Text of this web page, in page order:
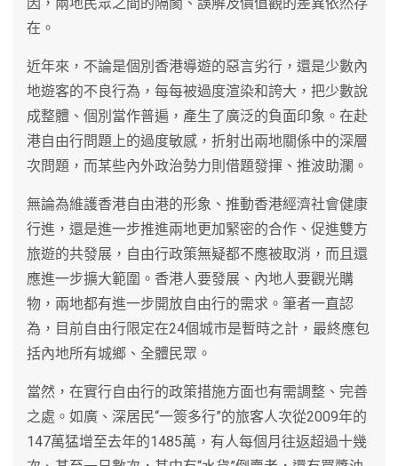
在。
近年來，不論是個別香港導遊的惡言劣行，還是少數內
地遊客的不良行為，每每被過度渲染和誇大，把少數說
成整體、個別當作普遍，產生了廣泛的負面印象。在赴
港自由行問題上的過度敏感，折射出兩地關係中的深層
次問題，而某些內外政治勢力則借題發揮、推波助瀾。
無論為維護香港自由港的形象、推動香港經濟社會健康
行進，還是進一步推進兩地更加緊密的合作、促進雙方
旅遊的共發展，自由行政策無疑都不應被取消，而且還
應進一步擴大範圍。香港人要發展、內地人要觀光購
物，兩地都有進一步開放自由行的需求。筆者一直認
為，目前自由行限定在24個城市是暫時之計，最終應包
括內地所有城鄉、全體民眾。
當然，在實行自由行的政策措施方面也有需調整、完善
之處。如廣、深居民“一簽多行”的旅客人次從2009年的
147萬猛增至去年的1485萬，有人每個月往返超過十幾